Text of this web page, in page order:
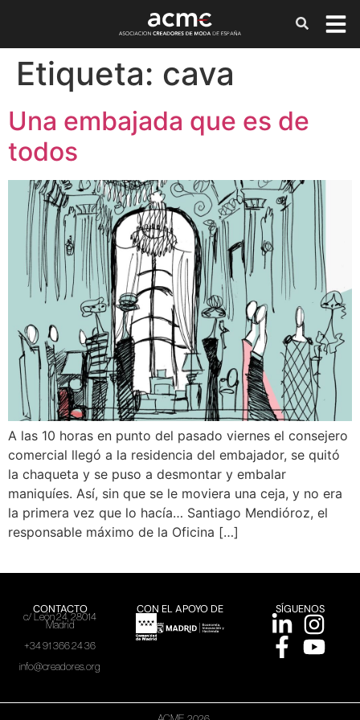
Etiqueta: cava
Una embajada que es de
todos
A las 10 horas en punto del pasado viernes el consejero
comercial llegó a la residencia del embajador, se quitó
la chaqueta y se puso a desmontar y embalar
maniquíes. Así, sin que se le moviera una ceja, y no era
la primera vez que lo hacía… Santiago Mendióroz, el
responsable máximo de la Oficina […]
CONTACTO
c/ León 24, 28014
Madrid
+34 91 366 24 36
info@creadores.org
CON EL APOYO DE SÍGUENOS